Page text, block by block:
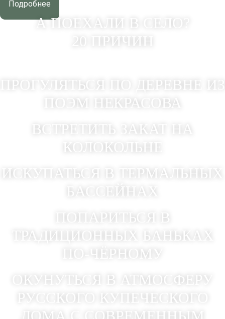
Подробнее
А ПОЕХАЛИ В СЕЛО?
20 ПРИЧИН
ПРОГУЛЯТЬСЯ ПО ДЕРЕВНЕ ИЗ
ПОЭМ НЕКРАСОВА
ВСТРЕТИТЬ ЗАКАТ НА
КОЛОКОЛЬНЕ
ИСКУПАТЬСЯ В ТЕРМАЛЬНЫХ
БАССЕЙНАХ
ПОПАРИТЬСЯ В
ТРАДИЦИОННЫХ БАНЬКАХ
ПО-ЧЁРНОМУ
ОКУНУТЬСЯ В АТМОСФЕРУ
РУССКОГО КУПЕЧЕСКОГО